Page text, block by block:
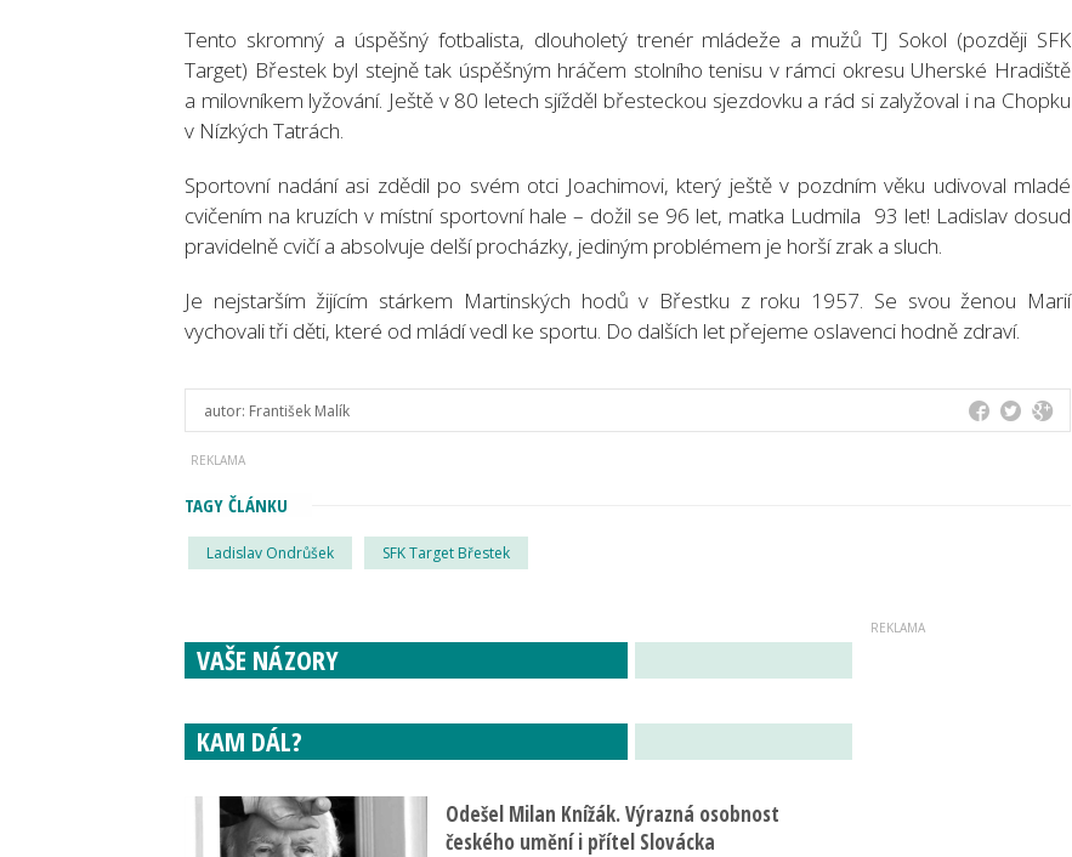
Tento skromný a úspěšný fotbalista, dlouholetý trenér mládeže a mužů TJ Sokol (později SFK
Target) Břestek byl stejně tak úspěšným hráčem stolního tenisu v rámci okresu Uherské Hradiště
a milovníkem lyžování. Ještě v 80 letech sjížděl břesteckou sjezdovku a rád si zalyžoval i na Chopku
v Nízkých Tatrách.
Sportovní nadání asi zdědil po svém otci Joachimovi, který ještě v pozdním věku udivoval mladé
cvičením na kruzích v místní sportovní hale – dožil se 96 let, matka Ludmila 93 let! Ladislav dosud
pravidelně cvičí a absolvuje delší procházky, jediným problémem je horší zrak a sluch.
Je nejstarším žijícím stárkem Martinských hodů v Břestku z roku 1957. Se svou ženou Marií
vychovali tři děti, které od mládí vedl ke sportu. Do dalších let přejeme oslavenci hodně zdraví.
autor: František Malík
TAGY ČLÁNKU
Ladislav Ondrůšek SFK Target Břestek
VAŠE NÁZORY
KAM DÁL?
Odešel Milan Knížák. Výrazná osobnost
českého umění i přítel Slovácka